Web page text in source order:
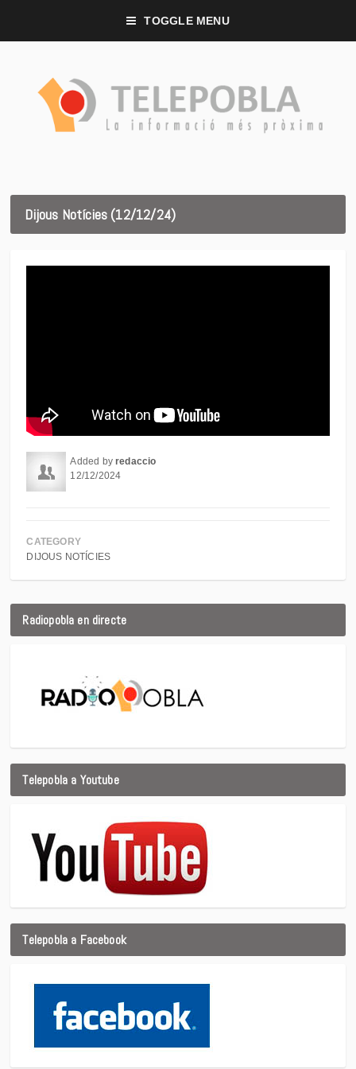
TOGGLE MENU
Dijous Notícies (12/12/24)
Added byredaccio
12/12/2024
CATEGORY
DIJOUS NOTÍCIES
Radiopobla en directe
Telepobla a Youtube
Telepobla a Facebook